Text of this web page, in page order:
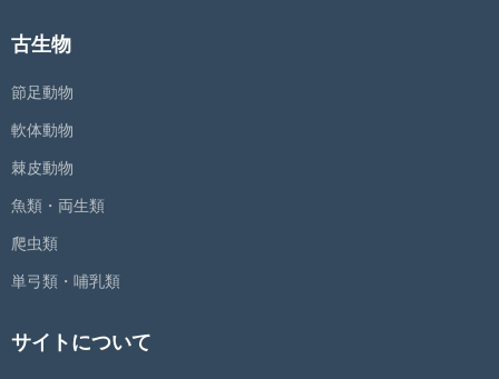
古生物
節足動物
軟体動物
棘皮動物
魚類・両生類
爬虫類
単弓類・哺乳類
サイトについて